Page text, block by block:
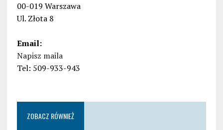
00-019 Warszawa
Ul. Złota 8
Email:
Napisz maila
Tel: 509-933-943
ZOBACZ RÓWNIEŻ